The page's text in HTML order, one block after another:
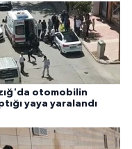
otomobilin
yaya yaralandı